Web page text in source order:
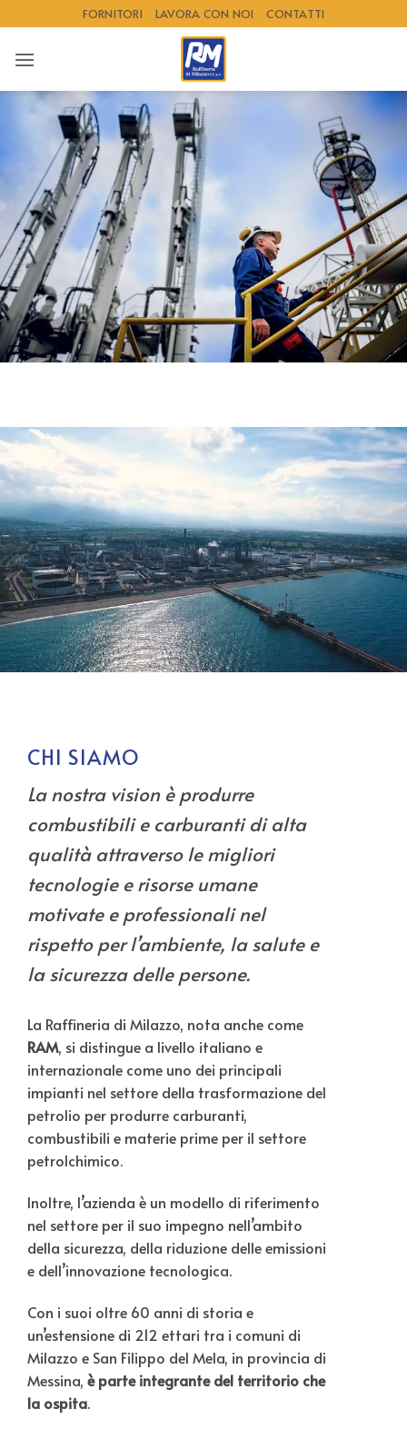
ai
contenuti
FORNITORI LAVORA CON NOI CONTATTI
CHI SIAMO
La nostra vision è produrre
combustibili e carburanti di alta
qualità attraverso le migliori
tecnologie e risorse umane
motivate e professionali nel
rispetto per l’ambiente, la salute e
la sicurezza delle persone.
La Raffineria di Milazzo, nota anche come
RAM, si distingue a livello italiano e
internazionale come uno dei principali
impianti nel settore della trasformazione del
petrolio per produrre carburanti,
combustibili e materie prime per il settore
petrolchimico.
Inoltre, l’azienda è un modello di riferimento
nel settore per il suo impegno nell’ambito
della sicurezza, della riduzione delle emissioni
e dell’innovazione tecnologica.
Con i suoi oltre 60 anni di storia e
un’estensione di 212 ettari tra i comuni di
Milazzo e San Filippo del Mela, in provincia di
Messina, è parte integrante del territorio che
la ospita.